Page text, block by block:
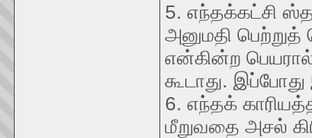
5. எந்தக்கட்சி
அனுமதி
என்கின்ற
கூடாது.
6. எந்தக்
மீறுவதை அசல்